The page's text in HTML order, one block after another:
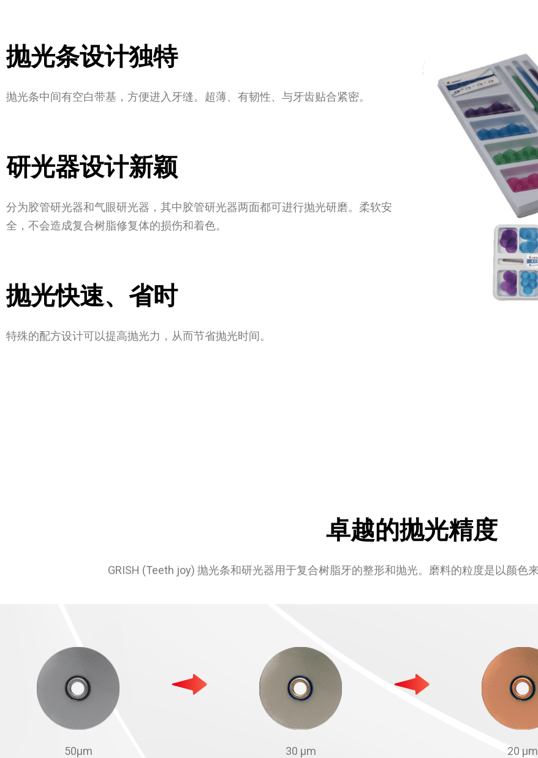
抛光条设计独特
抛光条中间有空白带基，方便进入牙缝。超薄、有韧性、与牙齿贴合紧密。
研光器设计新颖
分为胶管研光器和气眼研光器，其中胶管研光器两面都可进行抛光研磨。柔软安
全，不会造成复合树脂修复体的损伤和着色。
抛光快速、省时
特殊的配方设计可以提高抛光力，从而节省抛光时间。
卓越的抛光精度
GRISH (Teeth joy) 抛光条和研光器用于复合树脂牙的整形和抛光。磨料的粒度是以颜色
50µm 30 µm 20 µm